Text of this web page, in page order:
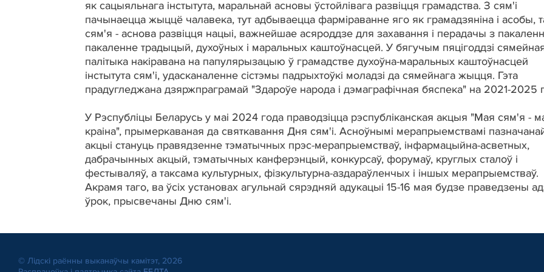
як сацыяльнага інстытута, маральнай асновы ўстойлівага развіцця грамадства. З сям'і
пачынаецца жыццё чалавека, тут адбываецца фарміраванне яго як грамадзяніна і асобы,
сям'я - аснова развіцця нацыі, важнейшае асяроддзе для захавання і перадачы з
пакаленне традыцый, духоўных і маральных каштоўнасцей. У бягучым пяцігоддзі
палітыка накіравана на папулярызацыю ў грамадстве духоўна-маральных каштоўнасцей
інстытута сям'і, удасканаленне сістэмы падрыхтоўкі моладзі да сямейнага жыцця. Гэта
прадугледжана дзяржпраграмай "Здароўе народа і дэмаграфічная бяспека" на 2021-2025
У Рэспубліцы Беларусь у маі 2024 года праводзіцца рэспубліканская акцыя "Мая сям'я -
краіна", прымеркаваная да святкавання Дня сям'і. Асноўнымі мерапрыемствамі
акцыі стануць правядзенне тэматычных прэс-мерапрыемстваў, інфармацыйна-асветных,
дабрачынных акцый, тэматычных канферэнцый, конкурсаў, форумаў, круглых сталоў і
фестываляў, а таксама культурных, фізкультурна-аздараўленчых і іншых мерапрыемстваў.
Акрамя таго, ва ўсіх установах агульнай сярэдняй адукацыі 15-16 мая будзе праведзены
ўрок, прысвечаны Дню сям'і.
© Лiдскi раённы выканаўчы камітэт, 2026